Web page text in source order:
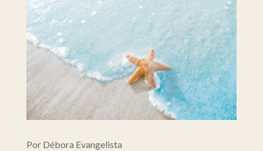
Por Débora Evangelista